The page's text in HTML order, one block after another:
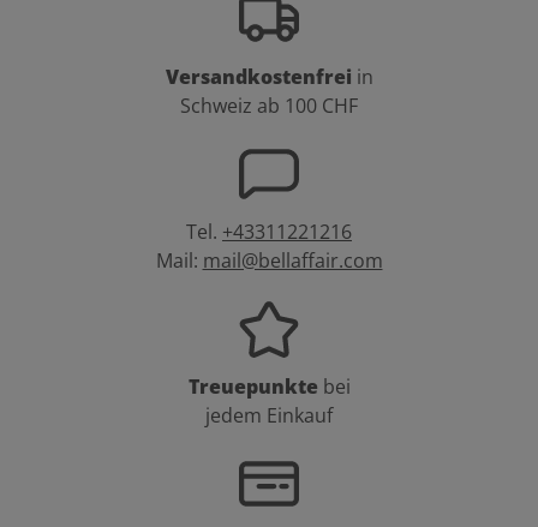
Versandkostenfrei in
Schweiz ab 100 CHF
Tel. +43311221216
Mail: mail@bellaffair.com
Treuepunkte bei
jedem Einkauf